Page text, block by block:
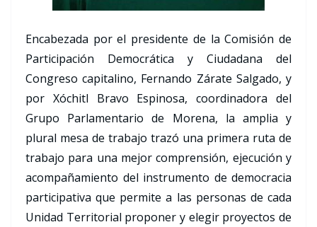
Encabezada por el presidente de la Comisión de
Participación Democrática y Ciudadana del
Congreso capitalino, Fernando Zárate Salgado, y
por Xóchitl Bravo Espinosa, coordinadora del
Grupo Parlamentario de Morena, la amplia y
plural mesa de trabajo trazó una primera ruta de
trabajo para una mejor comprensión, ejecución y
acompañamiento del instrumento de democracia
participativa que permite a las personas de cada
Unidad Territorial proponer y elegir proyectos de